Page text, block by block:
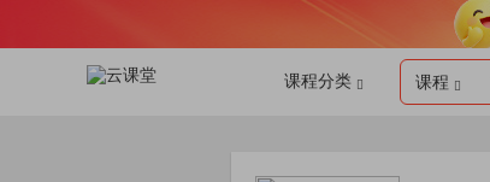
课程分类 课程